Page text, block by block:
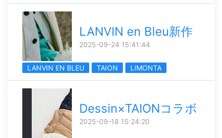
LANVIN en Bleu新作
2025-09-24 15:41:44
LANVIN EN BLEU TAION LIMONTA
Dessin×TAIONコラボ
2025-09-18 15:24:20